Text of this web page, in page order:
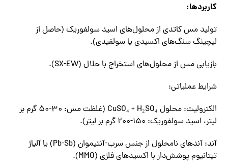
کاربردها:
تولید مس کاتدی از محلول‌های اسید سولفوریک (حاصل از
لیچینگ سنگ‌های اکسیدی یا سولفیدی).
بازیابی مس از محلول‌های استخراج با حلال (SX-EW).
شرایط عملیاتی:
الکترولیت: محلول CuSO₄ + H₂SO₄ (غلظت مس: ۳۰-۵۰ گرم بر
لیتر، اسید سولفوریک: ۱۵۰-۲۰۰ گرم بر لیتر).
آند: آندهای نامحلول از جنس سرب-آنتیموان (Pb-Sb) یا آلیاژ
تیتانیوم پوشش‌دار با اکسیدهای فلزی (MMO).